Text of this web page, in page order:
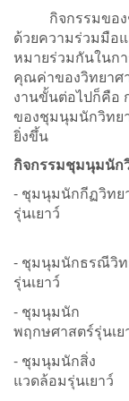
กิจกรรมของชุ
ด้วยความร่วมมือ
หมายร่วมกันในก
คุณค่าของวิทยาศ
งานขั้นต่อไปก็คือ
ของชุมนุมนักวิทย
ยิ่งขึ้น
กิจกรรมชุมนุมนัก
- ชุมนุมนักกีฏวิทย
รุ่นเยา
- ชุมนุมนักธรณีวิท
รุ่นเยาว์
- ชุมนุมนัก
พฤกษศาสตร์รุ่นเย
- ชุมนุมนักสิ่ง
แวดล้อมรุ่นเยาว์